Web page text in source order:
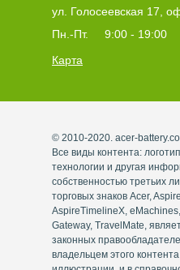
ул. Голосеевская 17,
Пн.-Пт.
9:00 - 19:00
Карта
© 2010-2020. acer-
Все виды контента:
технологии и другая
собственностью третьих
торговых знаков Acer,
AspireTimelineX,
Gateway, TravelMate,
законных
владельцем этого